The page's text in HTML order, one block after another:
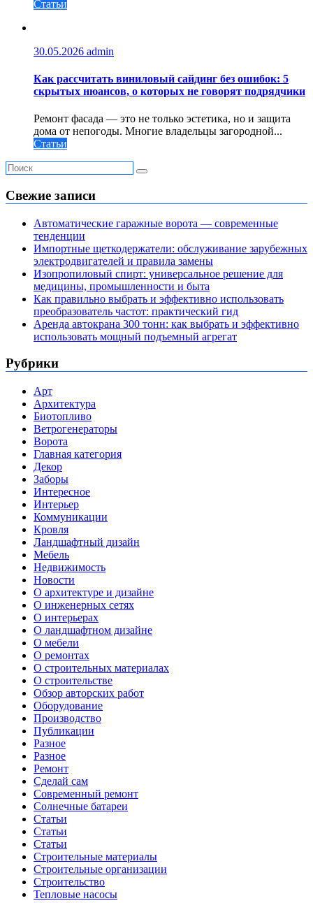
Статьи
30.05.2026 admin
Как рассчитать виниловый сайдинг без ошибок: 5
скрытых нюансов, о которых не говорят подрядчики
Ремонт фасада — это не только эстетика, но и защита
дома от непогоды. Многие владельцы загородной...
Статьи
Свежие записи
Автоматические гаражные ворота — современные
тенденции
Импортные щеткодержатели: обслуживание зарубежных
электродвигателей и правила замены
Изопропиловый спирт: универсальное решение для
медицины, промышленности и быта
Как правильно выбрать и эффективно использовать
преобразователь частот: практический гид
Аренда автокрана 300 тонн: как выбрать и эффективно
использовать мощный подъемный агрегат
Рубрики
Арт
Архитектура
Биотопливо
Ветрогенераторы
Ворота
Главная категория
Декор
Заборы
Интересное
Интерьер
Коммуникации
Кровля
Ландшафтный дизайн
Мебель
Недвижимость
Новости
О архитектуре и дизайне
О инженерных сетях
О интерьерах
О ландшафтном дизайне
О мебели
О ремонтах
О строительных материалах
О строительстве
Обзор авторских работ
Оборудование
Производство
Публикации
Разное
Разное
Ремонт
Сделай сам
Современный ремонт
Солнечные батареи
Статьи
Статьи
Статьи
Строительные материалы
Строительные организации
Строительство
Тепловые насосы